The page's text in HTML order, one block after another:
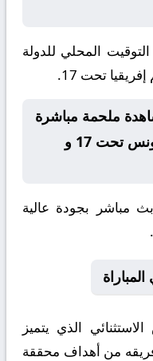
المحلي للدولة
تحت 17.
ملحمة مباشرة
تُبقي الأعصاب مشدودة بين تونس تحت 17 و
مباشر بجودة عالية
الذي يتميز
من أهداف محققة